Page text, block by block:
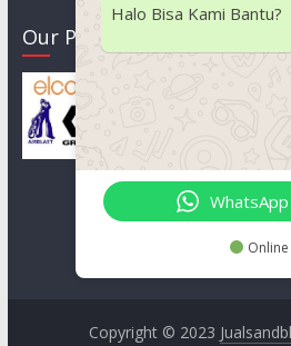
Our Product
Copyright © 2023
Halo Bisa Kami Bantu?
Online